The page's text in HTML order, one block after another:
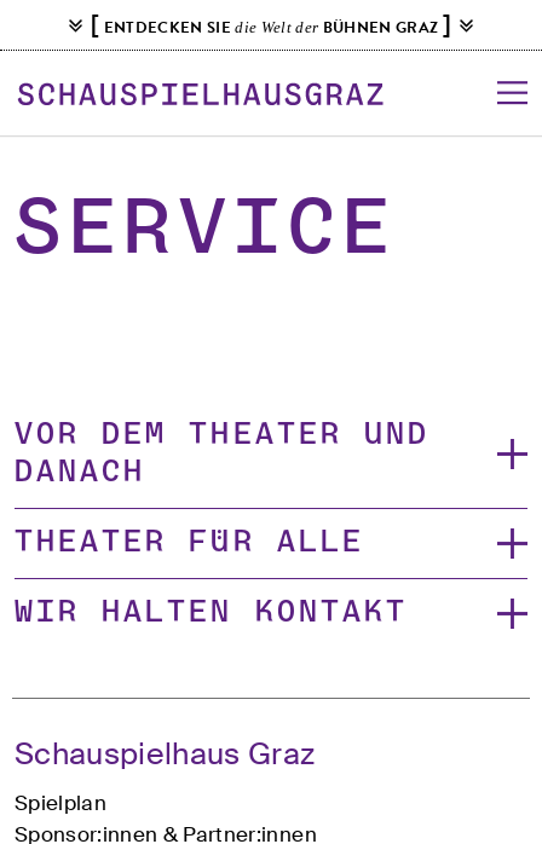
k
p
t
c
n
[ ENTDECKEN SIEdie Welt der BÜHNEN GRAZ ]
Service
Vor dem Theater und
danach
Theater für alle
Wir halten Kontakt
Schauspielhaus Graz
Spielplan
Sponsor:innen & Partner:innen